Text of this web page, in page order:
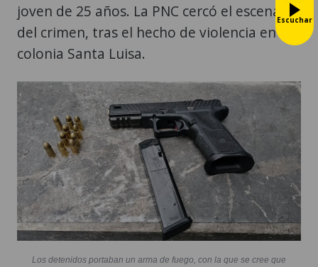
joven de 25 años. La PNC cercó el escenario
del crimen, tras el hecho de violencia en la
colonia Santa Luisa.
Los detenidos portaban un arma de fuego, con la que se cree que
Escuchar